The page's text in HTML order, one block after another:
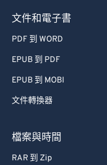
文件和電子書
PDF 到 WORD
EPUB 到 PDF
EPUB 到 MOBI
文件轉換器
檔案與時間
RAR 到 Zip